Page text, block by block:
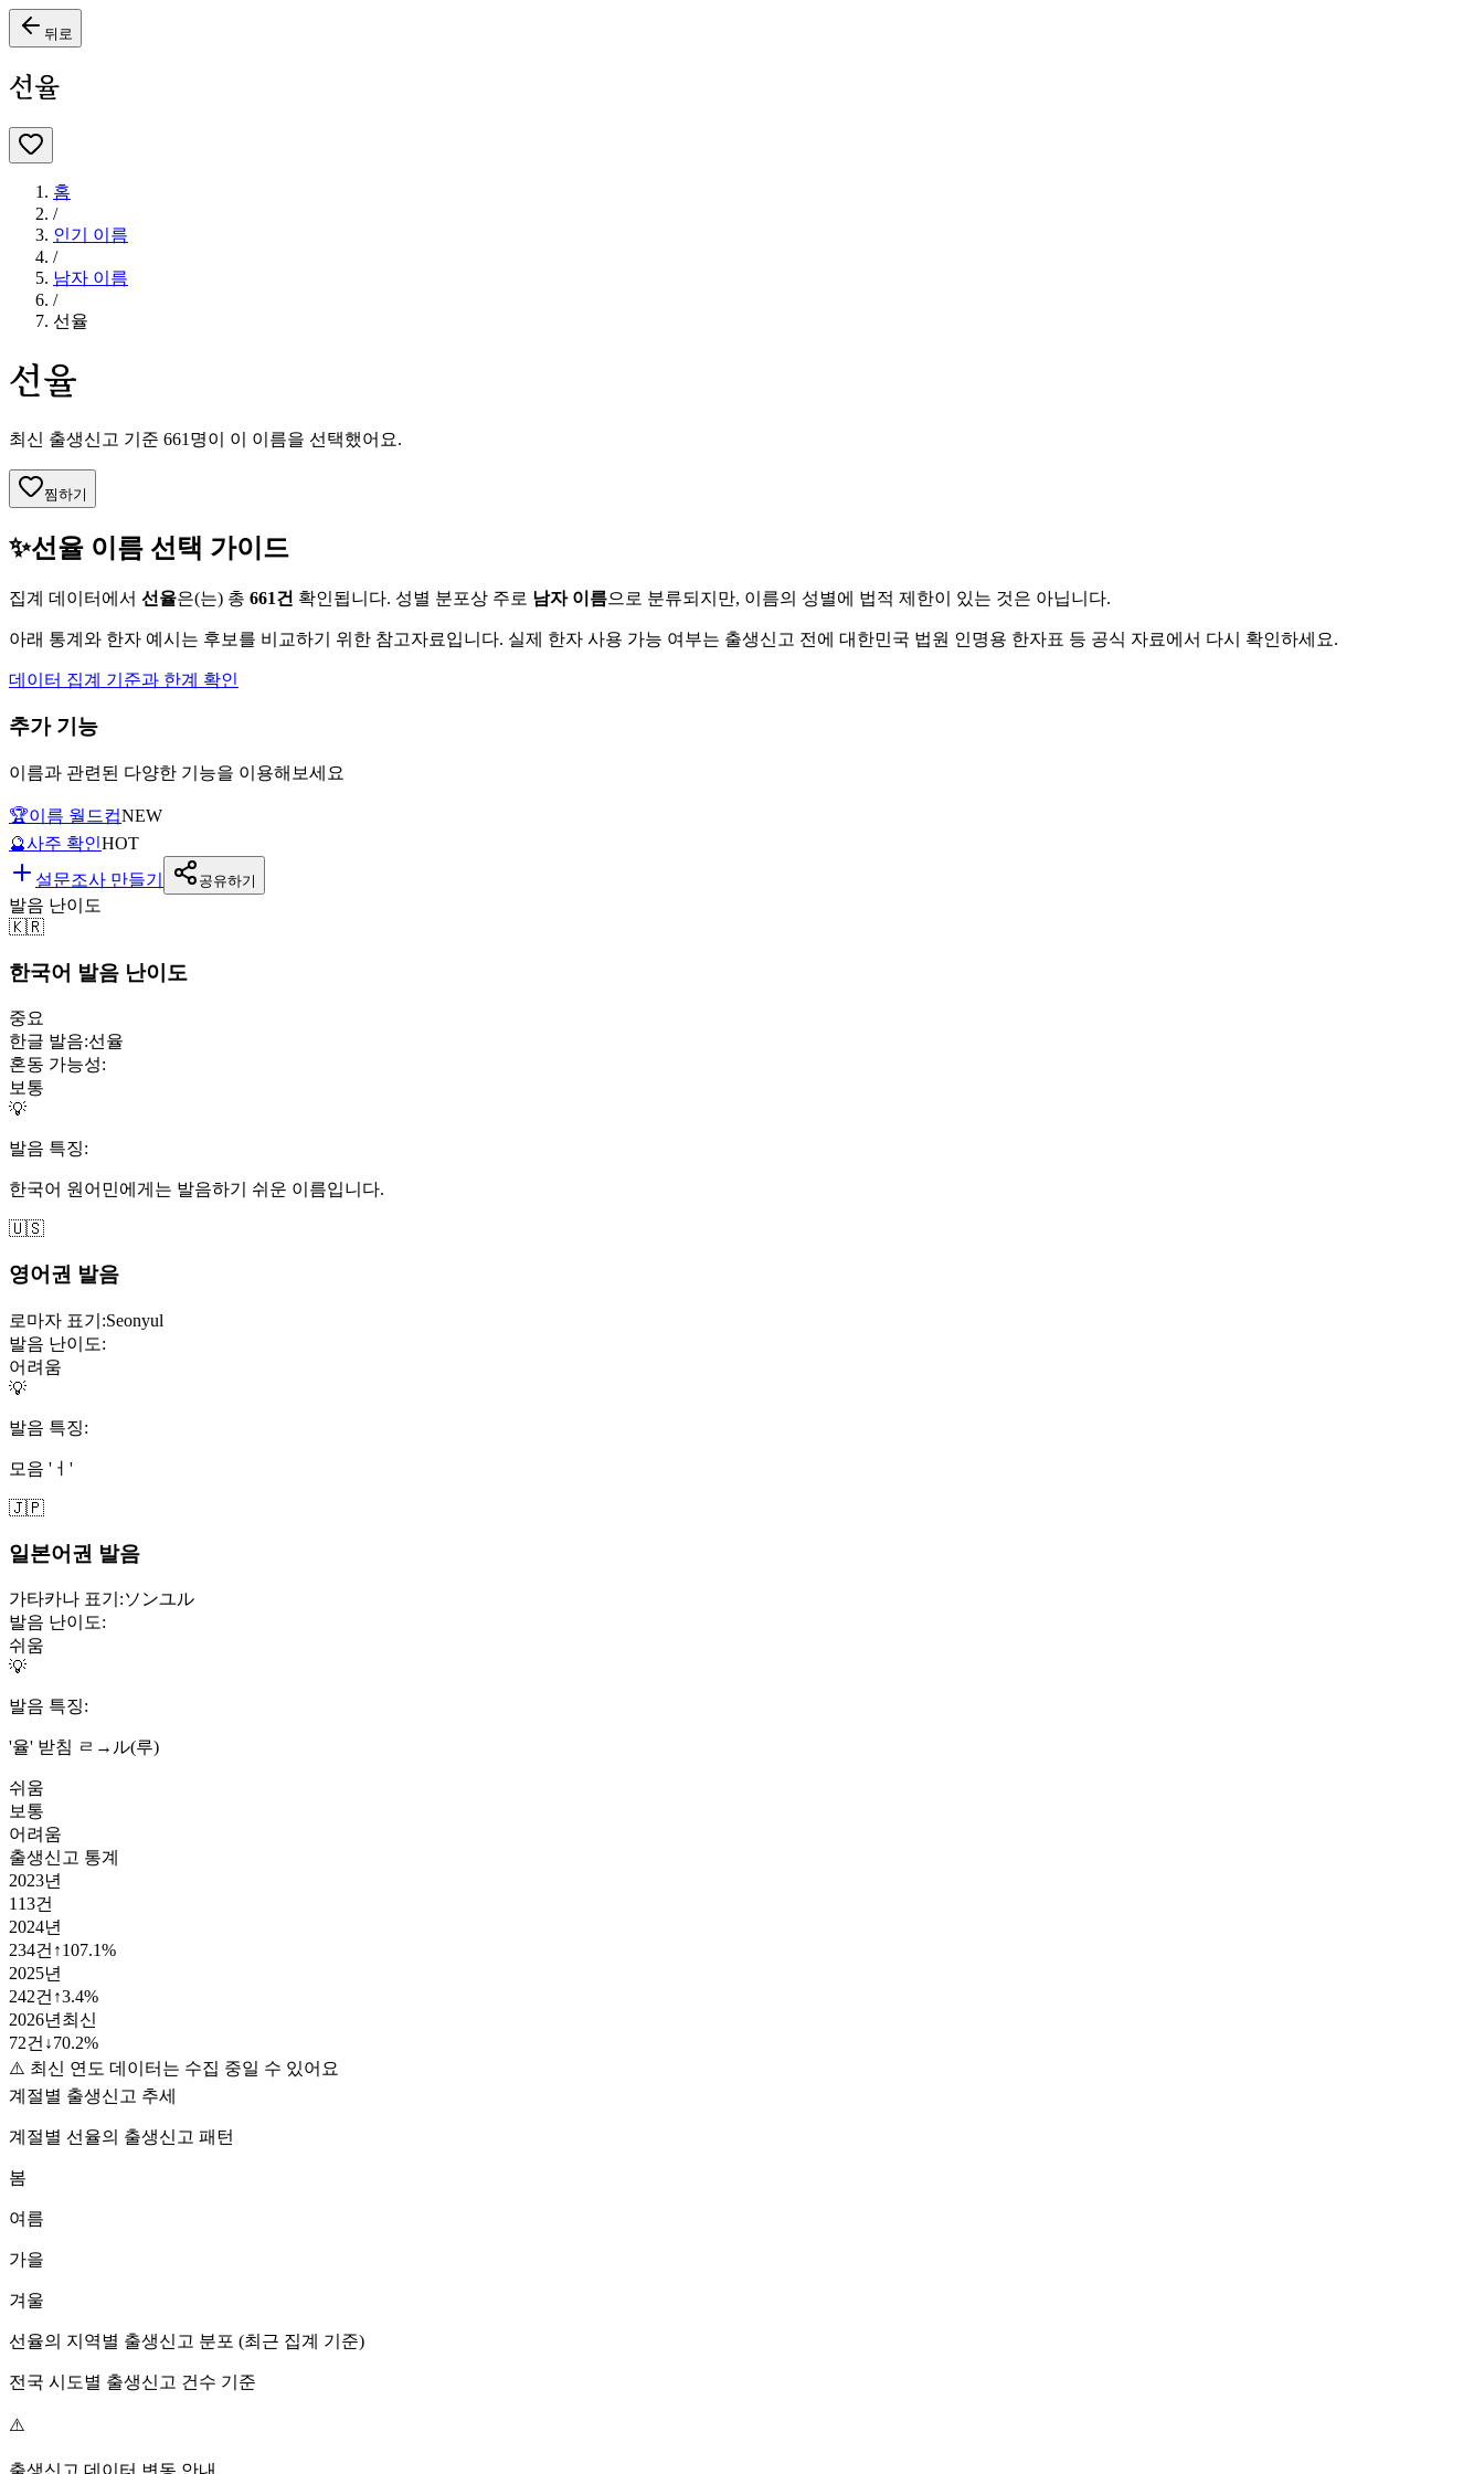
뒤로
선율
홈
/
인기 이름
/
남자 이름
/
선율
선율
최신 출생신고 기준 661 명이 이 이름을 선택했어요.
찜하기
✨선율 이름 선택 가이드
집계 데이터에서 선율은(는) 총 661건 확인됩니다. 성별 분포상 주로 남자이름으로 분류되지만, 이름의 성별에 법적 제한이 있는 것은 아닙니다.
아래 통계와 한자 예시는 후보를 비교하기 위한 참고자료입니다. 실제 한자 사용 가능 여부는 출생신고 전에 대한민국 법원 인명용 한자표 등 공식 자료에서 다시 확인하세요.
데이터 집계 기준과 한계 확인
추가 기능
이름과 관련된 다양한 기능을 이용해보세요
🏆이름 월드컵NEW
🔮사주 확인HOT
설문조사 만들기
공유하기
발음 난이도
🇰🇷
한국어 발음 난이도
중요
한글 발음:선율
혼동 가능성:
보통
💡
발음 특징:
한국어 원어민에게는 발음하기 쉬운 이름입니다.
🇺🇸
영어권 발음
로마자 표기:Seonyul
발음 난이도:
어려움
💡
발음 특징:
모음 'ㅓ'
🇯🇵
일본어권 발음
가타카나 표기:ソンユル
발음 난이도:
쉬움
💡
발음 특징:
'율' 받침 ㄹ→ル(루)
쉬움
보통
어려움
출생신고 통계
2023년
113건
2024년
234건 ↑107.1%
2025년
242건 ↑3.4%
2026년 최신
72건 ↓70.2%
⚠️ 최신 연도 데이터는 수집 중일 수 있어요
계절별 출생신고 추세
계절별 선율의 출생신고 패턴
봄
여름
가을
겨울
선율의 지역별 출생신고 분포 (최근 집계 기준)
전국 시도별 출생신고 건수 기준
⚠️